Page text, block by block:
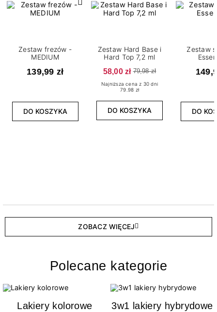
Zestaw frezów -
MEDIUM
139,99 zł
DO KOSZYKA
Zestaw Hard Base i
Hard Top 7,2 ml
58,00 zł 79,98 zł
Najniższa cena z 30 dni
79.98 zł
DO KOSZYKA
Zestaw
DO
ZOBACZ WIĘCEJ
Polecane kategorie
Lakiery kolorowe 3w1 lakiery hybrydowe